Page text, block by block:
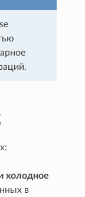
холодное
в